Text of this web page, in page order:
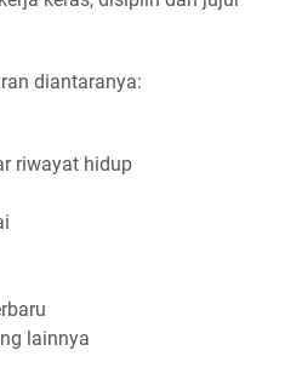
diantaranya:
riwayat hidup
lainnya